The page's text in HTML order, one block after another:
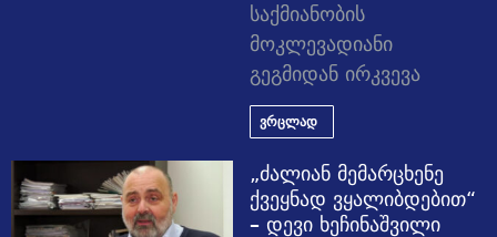
საქმიანობის
მოკლევადიანი
გეგმიდან ირკვევა
ვრცლად
„ძალიან მემარცხენე
ქვეყნად ვყალიბდებით“
– დევი ხეჩინაშვილი